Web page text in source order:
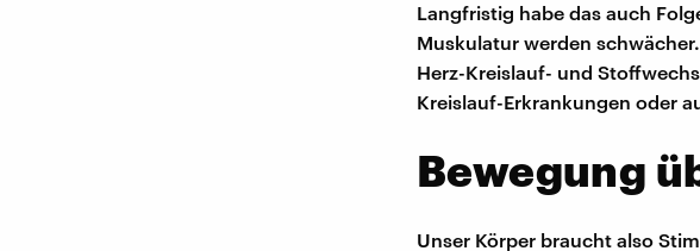
Langfristig habe das auch
Muskulatur werden
Herz-Kreislauf- und
Kreislauf-Erkrankungen oder
Bewegung
Unser Körper braucht also